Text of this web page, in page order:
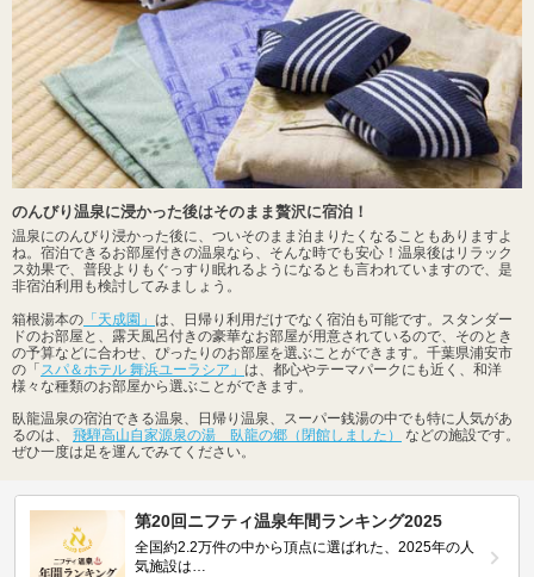
のんびり温泉に浸かった後はそのまま贅沢に宿泊！
温泉にのんびり浸かった後に、ついそのまま泊まりたくなることもありますよ
ね。宿泊できるお部屋付きの温泉なら、そんな時でも安心！温泉後はリラック
ス効果で、普段よりもぐっすり眠れるようになるとも言われていますので、是
非宿泊利用も検討してみましょう。
箱根湯本の 「天成園」 は、日帰り利用だけでなく宿泊も可能です。スタンダー
ドのお部屋と、露天風呂付きの豪華なお部屋が用意されているので、そのとき
の予算などに合わせ、ぴったりのお部屋を選ぶことができます。千葉県浦安市
の「 スパ＆ホテル 舞浜ユーラシア」 は、都心やテーマパークにも近く、和洋
様々な種類のお部屋から選ぶことができます。
臥龍温泉の宿泊できる温泉、日帰り温泉、スーパー銭湯の中でも特に人気があ
るのは、 飛騨高山自家源泉の湯 臥龍の郷（閉館しました）
などの施設です。
ぜひ一度は足を運んでみてください。
第20回ニフティ温泉年間ランキング2025
全国約2.2万件の中から頂点に選ばれた、2025年の人
気施設は…